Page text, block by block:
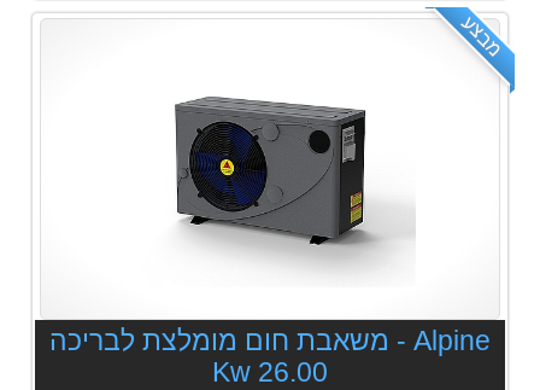
מבצע
Alpine - משאבת חום מומלצת לבריכה
26.00 Kw